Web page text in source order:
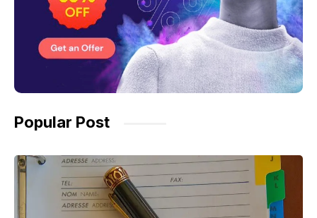
Popular Post